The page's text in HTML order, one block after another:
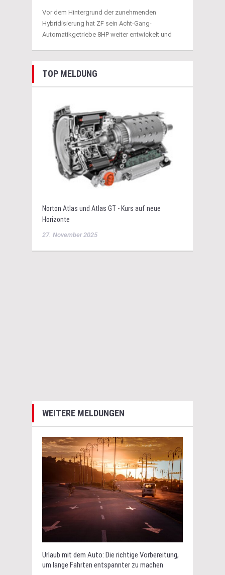
Vor dem Hintergrund der zunehmenden
Hybridisierung hat ZF sein Acht-Gang-
Automatikgetriebe 8HP weiter entwickelt und
TOP MELDUNG
Norton Atlas und Atlas GT - Kurs auf neue
Horizonte
27. November 2025
WEITERE MELDUNGEN
Urlaub mit dem Auto: Die richtige Vorbereitung,
um lange Fahrten entspannter zu machen